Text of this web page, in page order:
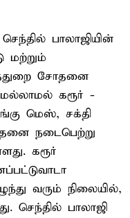
பாலாஜியின்
மற்றும்
சோதனை
கரூர் -
மெஸ், சக்தி
நடைபெற்று
கரூர்
வரும் நிலையில்,
செந்தில் பாலாஜி